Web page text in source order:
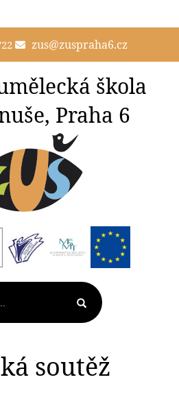
zus@zuspraha6.cz
škola
Praha 6
soutěž